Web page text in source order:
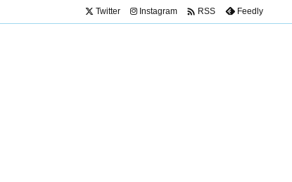
Twitter Instagram  RSS Feedly